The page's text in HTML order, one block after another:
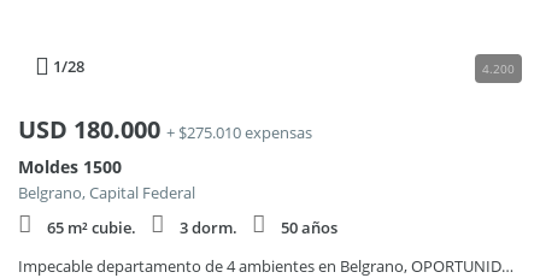
1/28 4.200
USD 180.000 + $275.010 expensas
Moldes 1500
Belgrano, Capital Federal
65 m² cubie.
3 dorm.
50 años
Impecable departamento de 4 ambientes en Belgrano, OPORTUNIDAD!